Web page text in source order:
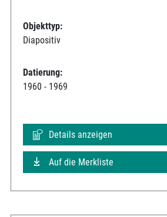
Objekttyp:
Diapositiv
Datierung:
1960 - 1969
Details anzeigen
Auf die Merkliste